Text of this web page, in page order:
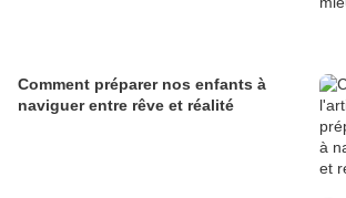
Comment préparer nos enfants à
naviguer entre rêve et réalité